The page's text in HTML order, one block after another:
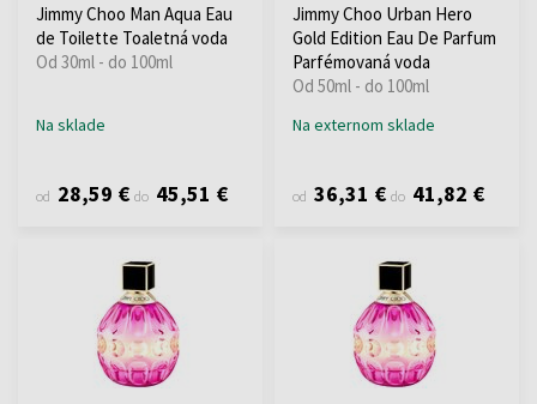
Jimmy Choo Man Aqua Eau
de Toilette Toaletná voda
Od 30ml - do 100ml
Na sklade
od 28,59 € do 45,51 €
Jimmy Choo Urban Hero
Gold Edition Eau De Parfum
Parfémovaná voda
Od 50ml - do 100ml
Na externom sklade
od 36,31 € do 41,82 €